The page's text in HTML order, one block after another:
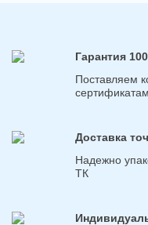
Гарантия
Поставляем
Доставка
Надежно
ТК